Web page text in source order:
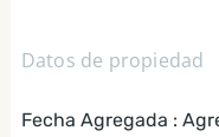
Datos de propiedad
Fecha Agregada :